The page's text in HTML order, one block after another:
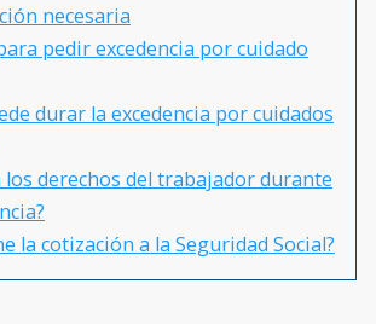
necesaria
pedir excedencia por cuidado
durar la excedencia por cuidados
los derechos del trabajador durante
la cotización a la Seguridad Social?